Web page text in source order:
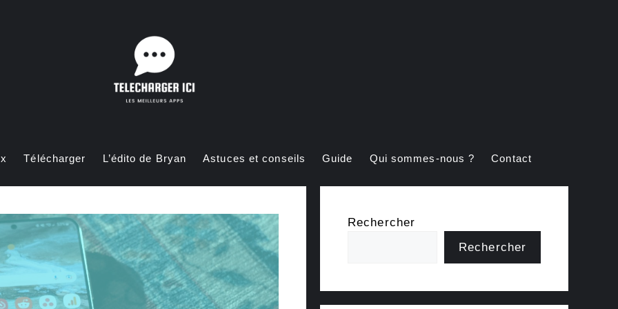
Télécharger L’édito de Bryan Astuces et conseils Guide Qui sommes-nous ? Contact
Rechercher
Rechercher